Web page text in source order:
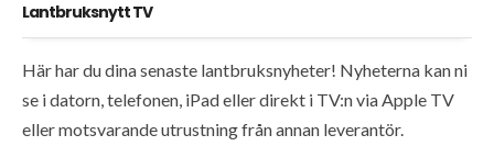
Lantbruksnytt TV
Här har du dina senaste lantbruksnyheter! Nyheterna kan ni
se i datorn, telefonen, iPad eller direkt i TV:n via Apple TV
eller motsvarande utrustning från annan leverantör.